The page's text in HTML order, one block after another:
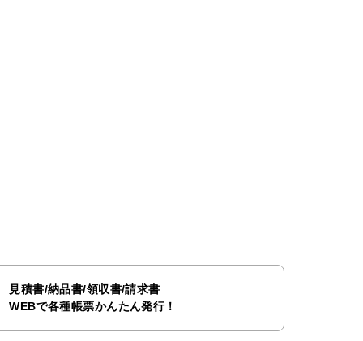
見積書/納品書/領収書/請求書
WEBで各種帳票かんたん発行！